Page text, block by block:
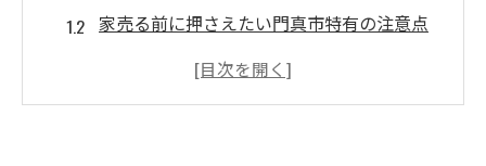
家売る前に押さえたい門真市特有の注意点
売却準備から引き渡しまでの時系列解説